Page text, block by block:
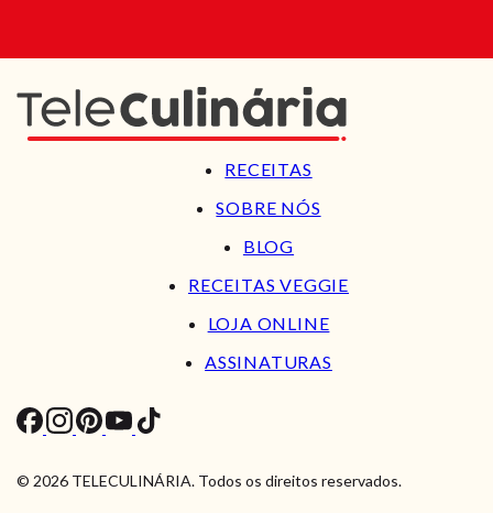
RECEITAS
SOBRE NÓS
BLOG
RECEITAS VEGGIE
LOJA ONLINE
ASSINATURAS
© 2026 TELECULINÁRIA. Todos os direitos reservados.